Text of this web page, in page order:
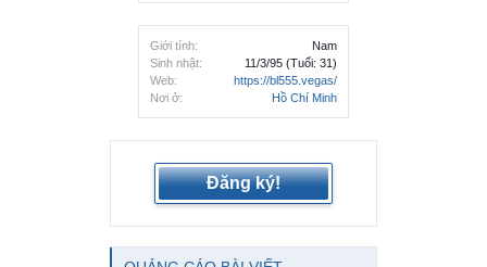
Giới tính:
Nam
Sinh nhật:
11/3/95 (Tuổi: 31)
Web:
https://bl555.vegas/
Nơi ở:
Hồ Chí Minh
Đăng ký!